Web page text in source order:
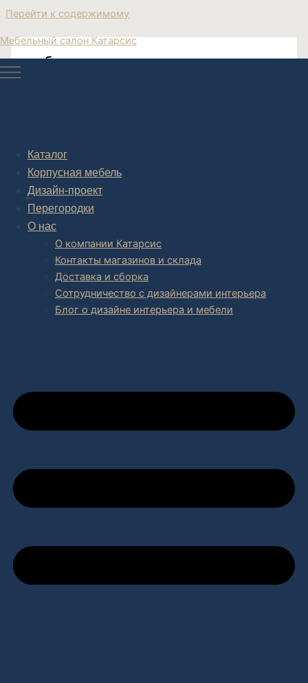
Перейти к содержимому
Мебельный салон Катарсис
Каталог
Корпусная мебель
Дизайн-проект
Перегородки
О нас
О компании Катарсис
Контакты магазинов и склада
Доставка и сборка
Сотрудничество с дизайнерами интерьера
Блог о дизайне интерьера и мебели
тумбочка деревянная современная
Post navigation
НАЗАД